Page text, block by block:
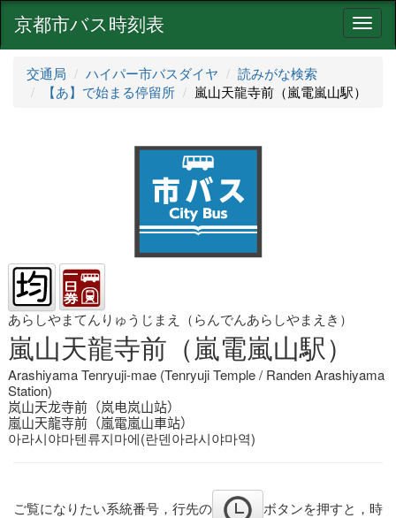
ナ
ビ
京都市バス時刻表
交通局 ハイパー市バスダイヤ
読みがな検索
【あ】で始まる停留所
嵐山天龍寺前（嵐電嵐山駅）
あらしやまてんりゅうじまえ（らんでんあらしやまえき）
嵐山天龍寺前（嵐電嵐山駅）
Arashiyama Tenryuji-mae (Tenryuji Temple / Randen Arashiyama
Station)
岚山天龙寺前（岚电岚山站）
嵐山天龍寺前（嵐電嵐山車站）
아라시야마텐류지마에(란덴아라시야마역)
ご覧になりたい系統番号，行先の
ボタンを押すと，時